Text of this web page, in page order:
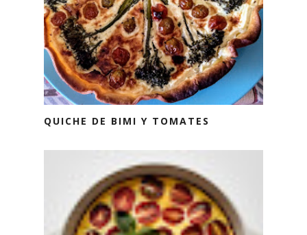
QUICHE DE BIMI Y TOMATES